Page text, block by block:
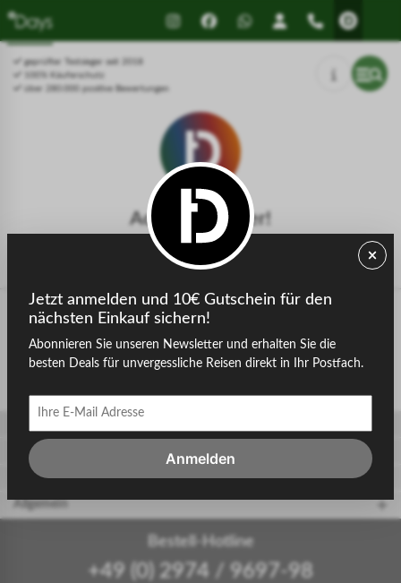
Drücken Sie Alt+1 für den
Bildschirmlesemodus, Alt+0 zum
Abbrechen
Leitfaden für barrierefreie
Bildschirmlesegeräte, Feedback
und Fehlerberichte | Neues
Fenstergeprüfter Testsieger seit 2018
100% Käuferschutz
über 280.000 positive Bewertungen
Achtung, Fehler!
Die gesuchte Seite konnte nicht gefunden werden.
zurück zur Startseite
Gastgeber
touriDat Reiseblog
Allgemein
Bestell-Hotline
+49 (0) 2974 / 9697-98
Jetzt anmelden und 10€ Gutschein für den
nächsten Einkauf sichern!
Abonnieren Sie unseren Newsletter und erhalten Sie die
besten Deals für unvergessliche Reisen direkt in Ihr Postfach.
Anmelden